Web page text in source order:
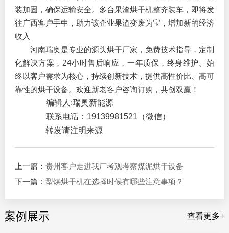
装加固，确保运输安全。多台果渣烘干机整齐装车，即将发
往广西客户手中，助力该企业果渣变废为宝，增加新的经济
收入
河南瑞奥是专业的源头烘干厂家，免费技术指导，定制
化解决方案，24小时售后响应，一年质保，终身维护。始
终以客户需求为核心，持续创新技术，提供高性价比、高可
靠性的烘干设备。欢迎新老客户咨询订购，共创双赢！
编辑人:瑞奥新能源
联系电话： 19139981521 （微信）
转发请注明来源
上一篇： 贵州客户走进我厂考观考察煤泥烘干设备
下一篇： 型煤烘干机在选择时候有哪些注意事项？
案例展示 查看更多+